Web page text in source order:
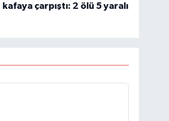
kafaya çarpıştı: 2 ölü 5 yaralı